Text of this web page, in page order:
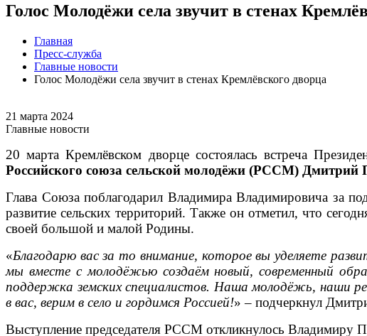
Голос Молодёжи села звучит в стенах
Главная
Пресс-служба
Главные новости
Голос Молодёжи села звучит в стенах Кремлёвского дворца
21 марта 2024
Главные новости
20 марта Кремлёвском дворце состоялась встреча
Российского союза сельской молодёжи (РССМ) Дмитрий
Глава Союза поблагодарил Владимира Владимировича за
развитие сельских территорий. Также он отметил, что
своей большой и малой Родины.
«Благодарю вас за то внимание, которое вы уделяете
мы вместе с молодёжью создаём новый, современный
поддержка земских специалистов. Наша молодёжь, наши
в вас, верим в село и гордимся Россией!» – подчеркнул
Выступление председателя РССМ откликнулось Владимиру